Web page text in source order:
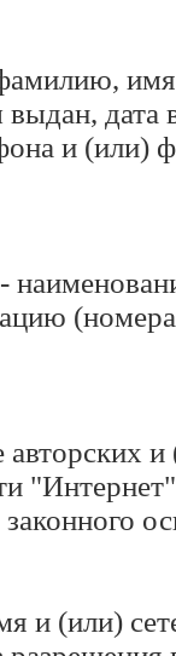
дата
и (или)
и (или)